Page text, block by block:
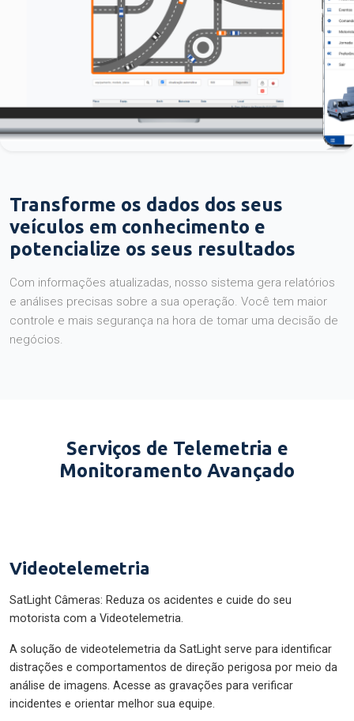
Transforme os dados dos seus
veículos em conhecimento e
potencialize os seus resultados
Com informações atualizadas, nosso sistema gera relatórios
e análises precisas sobre a sua operação. Você tem maior
controle e mais segurança na hora de tomar uma decisão de
negócios.
Serviços de Telemetria e
Monitoramento Avançado
Videotelemetria
SatLight Câmeras: Reduza os acidentes e cuide do seu
motorista com a Videotelemetria.
A solução de videotelemetria da SatLight serve para identificar
distrações e comportamentos de direção perigosa por meio da
análise de imagens. Acesse as gravações para verificar
incidentes e orientar melhor sua equipe.